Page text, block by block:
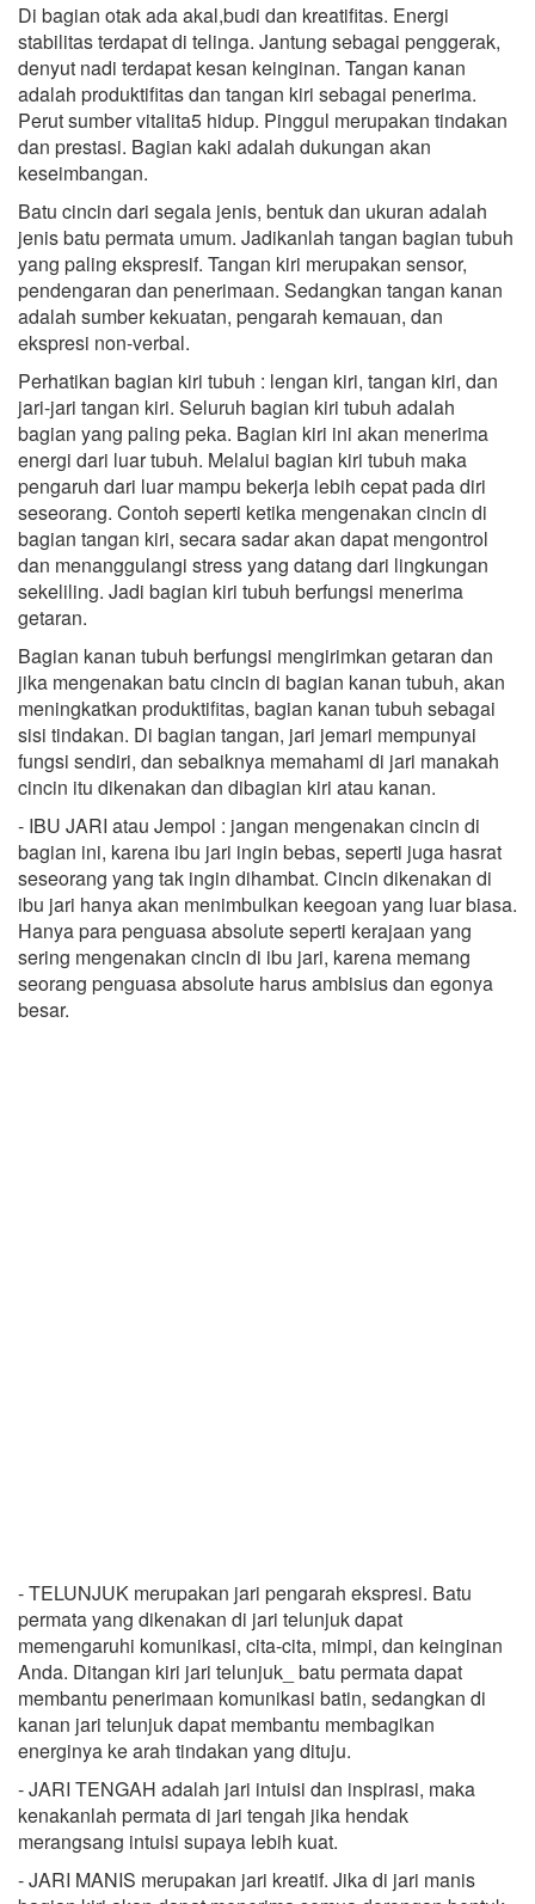
Di bagian otak ada akal,budi dan kreatifitas. Energi
stabilitas terdapat di telinga. Jantung sebagai penggerak,
denyut nadi terdapat kesan keinginan. Tangan kanan
adalah produktifitas dan tangan kiri sebagai penerima.
Perut sumber vitalita5 hidup. Pinggul merupakan tindakan
dan prestasi. Bagian kaki adalah dukungan akan
keseimbangan.
Batu cincin dari segala jenis, bentuk dan ukuran adalah
jenis batu permata umum. Jadikanlah tangan bagian tubuh
yang paling ekspresif. Tangan kiri merupakan sensor,
pendengaran dan penerimaan. Sedangkan tangan kanan
adalah sumber kekuatan, pengarah kemauan, dan
ekspresi non-verbal.
Perhatikan bagian kiri tubuh : lengan kiri, tangan kiri, dan
jari-jari tangan kiri. Seluruh bagian kiri tubuh adalah
bagian yang paling peka. Bagian kiri ini akan menerima
energi dari luar tubuh. Melalui bagian kiri tubuh maka
pengaruh dari luar mampu bekerja lebih cepat pada diri
seseorang. Contoh seperti ketika mengenakan cincin di
bagian tangan kiri, secara sadar akan dapat mengontrol
dan menanggulangi stress yang datang dari lingkungan
sekeliling. Jadi bagian kiri tubuh berfungsi menerima
getaran.
Bagian kanan tubuh berfungsi mengirimkan getaran dan
jika mengenakan batu cincin di bagian kanan tubuh, akan
meningkatkan produktifitas, bagian kanan tubuh sebagai
sisi tindakan. Di bagian tangan, jari jemari mempunyai
fungsi sendiri, dan sebaiknya memahami di jari manakah
cincin itu dikenakan dan dibagian kiri atau kanan.
- IBU JARI atau Jempol : jangan mengenakan cincin di
bagian ini, karena ibu jari ingin bebas, seperti juga hasrat
seseorang yang tak ingin dihambat. Cincin dikenakan di
ibu jari hanya akan menimbulkan keegoan yang luar biasa.
Hanya para penguasa absolute seperti kerajaan yang
sering mengenakan cincin di ibu jari, karena memang
seorang penguasa absolute harus ambisius dan egonya
besar.
- TELUNJUK merupakan jari pengarah ekspresi. Batu
permata yang dikenakan di jari telunjuk dapat
memengaruhi komunikasi, cita-cita, mimpi, dan keinginan
Anda. Ditangan kiri jari telunjuk_ batu permata dapat
membantu penerimaan komunikasi batin, sedangkan di
kanan jari telunjuk dapat membantu membagikan
energinya ke arah tindakan yang dituju.
- JARI TENGAH adalah jari intuisi dan inspirasi, maka
kenakanlah permata di jari tengah jika hendak
merangsang intuisi supaya lebih kuat.
- JARI MANIS merupakan jari kreatif. Jika di jari manis